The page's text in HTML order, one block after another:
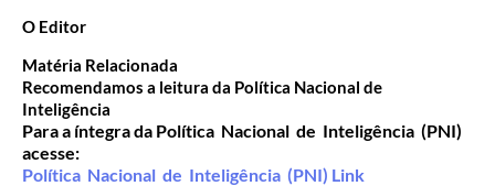
O Editor
Matéria Relacionada
Recomendamos a leitura da Política Nacional de
Inteligência
Para a íntegra da Política Nacional de Inteligência (PNI)
acesse:
Política Nacional de Inteligência (PNI) Link